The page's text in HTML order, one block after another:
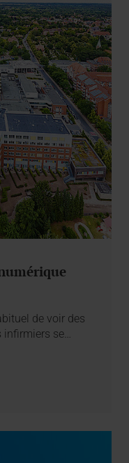
de voir des
infirmiers se…